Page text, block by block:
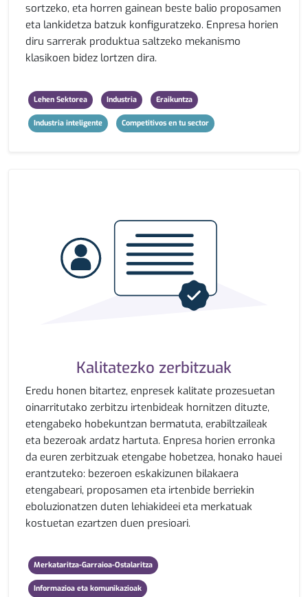
sortzeko, eta horren gainean beste balio proposamen
eta lankidetza batzuk konfiguratzeko. Enpresa horien
diru sarrerak produktua saltzeko mekanismo
klasikoen bidez lortzen dira.
Lehen Sektorea Industria Eraikuntza
Industria inteligente Competitivos en tu sector
Kalitatezko zerbitzuak
Eredu honen bitartez, enpresek kalitate prozesuetan
oinarritutako zerbitzu irtenbideak hornitzen dituzte,
etengabeko hobekuntzan bermatuta, erabiltzaileak
eta bezeroak ardatz hartuta. Enpresa horien erronka
da euren zerbitzuak etengabe hobetzea, honako hauei
erantzuteko: bezeroen eskakizunen bilakaera
etengabeari, proposamen eta irtenbide berriekin
eboluzionatzen duten lehiakideei eta merkatuak
kostuetan ezartzen duen presioari.
Merkataritza-Garraioa-Ostalaritza
Informazioa eta komunikazioak